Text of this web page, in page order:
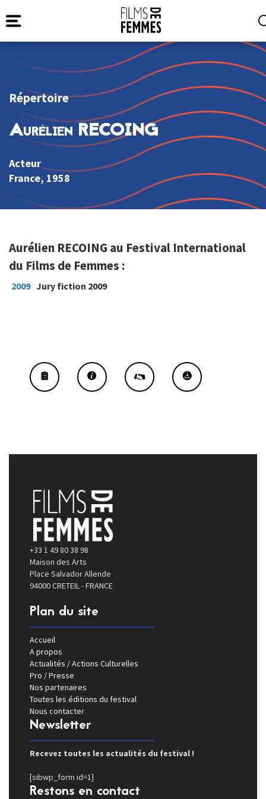
Répertoire
Aurélien RECOING
Acteur
France, 1958
Aurélien RECOING au Festival International
du Films de Femmes :
2009 Jury fiction 2009
+33 1 49 80 38 98
Maison des Arts
Place Salvador Allende
94000 CRETEIL - FRANCE
Plan du site
Accueil
A propos
Actualités / Actions Culturelles
Pro / Presse
Nos partenaires
Toutes les éditions du festival
Nous contacter
Newsletter
Recevez toutes les actualités du festival !
[sibwp_form id=1]
Restons en contact